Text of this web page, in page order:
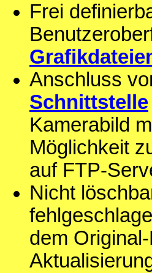
Frei
Anschluss
Schnittstelle
Kamerabild
Möglichkeit
auf FTP-
Nicht
dem